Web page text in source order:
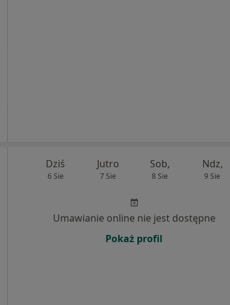
Dziś
6 Sie
Jutro
7 Sie
Sob,
8 Sie
Ndz,
9 Sie
Umawianie online nie jest dostępne
Pokaż profil